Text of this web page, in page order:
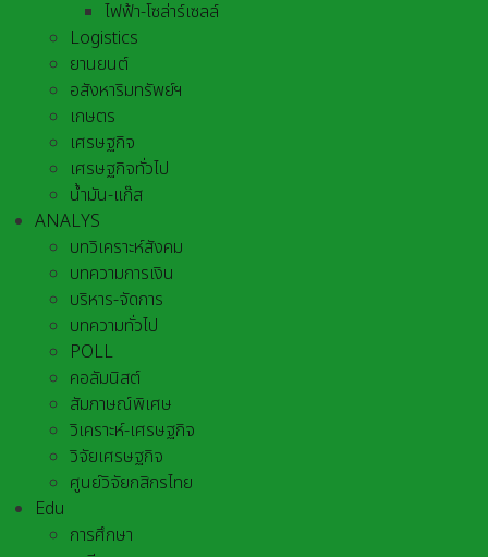
ไฟฟ้า-โซล่าร์เซลล์
Logistics
ยานยนต์
อสังหาริมทรัพย์ฯ
เกษตร
เศรษฐกิจ
เศรษฐกิจทั่วไป
น้ำมัน-แก๊ส
ANALYS
บทวิเคราะห์สังคม
บทความการเงิน
บริหาร-จัดการ
บทความทั่วไป
POLL
คอลัมนิสต์
สัมภาษณ์พิเศษ
วิเคราะห์-เศรษฐกิจ
วิจัยเศรษฐกิจ
ศูนย์วิจัยกสิกรไทย
Edu
การศึกษา